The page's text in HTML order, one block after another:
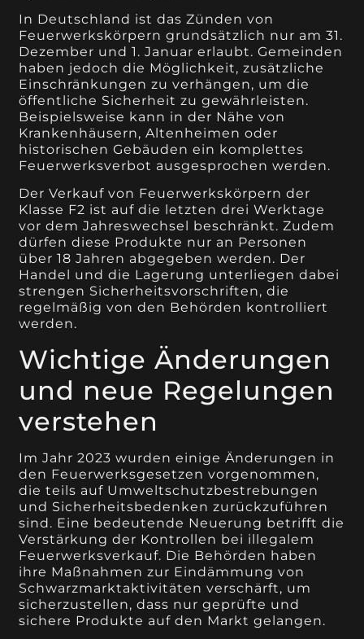
In Deutschland ist das Zünden von
Feuerwerkskörpern grundsätzlich nur am 31.
Dezember und 1. Januar erlaubt. Gemeinden
haben jedoch die Möglichkeit, zusätzliche
Einschränkungen zu verhängen, um die
öffentliche Sicherheit zu gewährleisten.
Beispielsweise kann in der Nähe von
Krankenhäusern, Altenheimen oder
historischen Gebäuden ein komplettes
Feuerwerksverbot ausgesprochen werden.
Der Verkauf von Feuerwerkskörpern der
Klasse F2 ist auf die letzten drei Werktage
vor dem Jahreswechsel beschränkt. Zudem
dürfen diese Produkte nur an Personen
über 18 Jahren abgegeben werden. Der
Handel und die Lagerung unterliegen dabei
strengen Sicherheitsvorschriften, die
regelmäßig von den Behörden kontrolliert
werden.
Wichtige Änderungen
und neue Regelungen
verstehen
Im Jahr 2023 wurden einige Änderungen in
den Feuerwerksgesetzen vorgenommen,
die teils auf Umweltschutzbestrebungen
und Sicherheitsbedenken zurückzuführen
sind. Eine bedeutende Neuerung betrifft die
Verstärkung der Kontrollen bei illegalem
Feuerwerksverkauf. Die Behörden haben
ihre Maßnahmen zur Eindämmung von
Schwarzmarktaktivitäten verschärft, um
sicherzustellen, dass nur geprüfte und
sichere Produkte auf den Markt gelangen.